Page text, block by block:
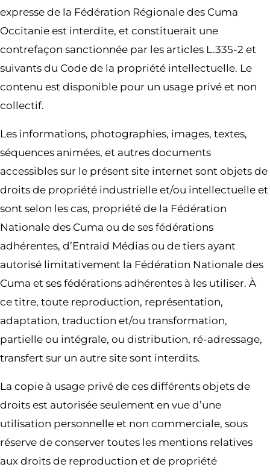
expresse de la Fédération Régionale des Cuma
Occitanie est interdite, et constituerait une
contrefaçon sanctionnée par les articles L.335-2 et
suivants du Code de la propriété intellectuelle. Le
contenu est disponible pour un usage privé et non
collectif.
Les informations, photographies, images, textes,
séquences animées, et autres documents
accessibles sur le présent site internet sont objets de
droits de propriété industrielle et/ou intellectuelle et
sont selon les cas, propriété de la Fédération
Nationale des Cuma ou de ses fédérations
adhérentes, d’Entraid Médias ou de tiers ayant
autorisé limitativement la Fédération Nationale des
Cuma et ses fédérations adhérentes à les utiliser. À
ce titre, toute reproduction, représentation,
adaptation, traduction et/ou transformation,
partielle ou intégrale, ou distribution, ré-adressage,
transfert sur un autre site sont interdits.
La copie à usage privé de ces différents objets de
droits est autorisée seulement en vue d’une
utilisation personnelle et non commerciale, sous
réserve de conserver toutes les mentions relatives
aux droits de reproduction et de propriété